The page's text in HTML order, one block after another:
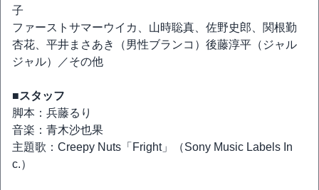
子
ファーストサマーウイカ、山時聡真、佐野史郎、関根勤
杏花、平井まさあき（男性ブランコ）後藤淳平（ジャル
ジャル）／その他
■スタッフ
脚本：兵藤るり
音楽：青木沙也果
主題歌：Creepy Nuts「Fright」（Sony Music Labels In
c.）